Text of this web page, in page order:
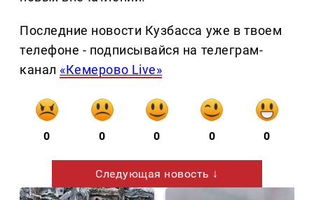
Последние новости Кузбасса уже в твоем
телефоне - подписывайся на телеграм-
канал «Кемерово Live»
0 0 0 0 0
Следующая новость ↓